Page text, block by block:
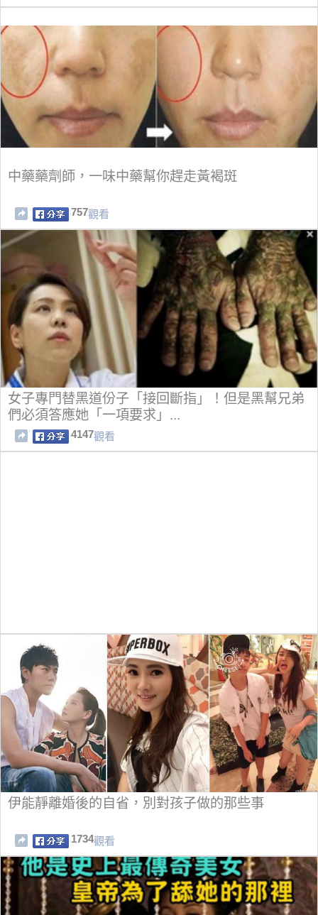
中藥藥劑師，一味中藥幫你趕走黃褐斑
757觀看
女子專門替黑道份子「接回斷指」！但是黑幫兄弟
們必須答應她「一項要求」...
4147觀看
伊能靜離婚後的自省，別對孩子做的那些事
1734觀看